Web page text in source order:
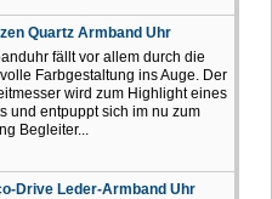
Quartz Armband Uhr
fällt vor allem durch die
Farbgestaltung ins Auge. Der
wird zum Highlight eines
und entpuppt sich im nu zum
Begleiter...
Drive Leder-Armband Uhr